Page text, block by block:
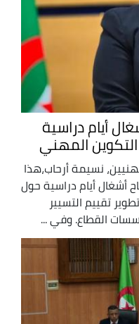
أيام دراسية
المهني
نسيمة أرحاب،هذا
أشغال أيام دراسية حول
تقييم التسيير
القطاع. وفي ...